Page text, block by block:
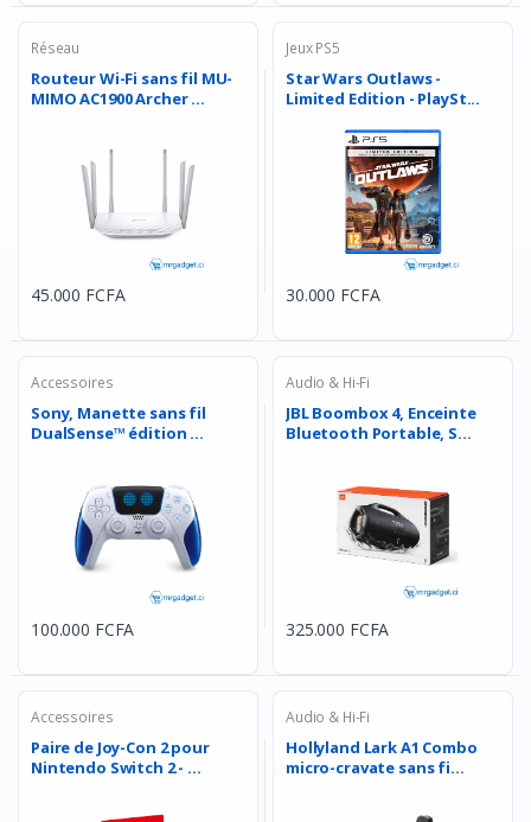
Réseau
Routeur Wi-Fi sans fil MU-
MIMO AC1900 Archer ...
45.000 FCFA
Jeux PS5
Star Wars Outlaws -
Limited Edition - PlaySt...
30.000 FCFA
Accessoires
Sony, Manette sans fil
DualSense™ édition ...
100.000 FCFA
Audio & Hi-Fi
JBL Boombox 4, Enceinte
Bluetooth Portable, S...
325.000 FCFA
Accessoires
Paire de Joy-Con 2 pour
Nintendo Switch 2 - ...
Audio & Hi-Fi
Hollyland Lark A1 Combo
micro-cravate sans fi...